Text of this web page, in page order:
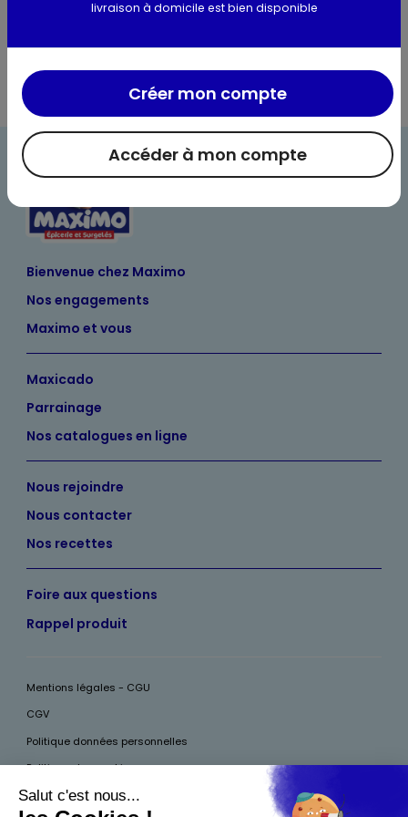
Informations complémentaires
Bienvenue chez Maximo
Nos engagements
Maximo et vous
Maxicado
Parrainage
Nos catalogues en ligne
Nous rejoindre
Nous contacter
Nos recettes
Foire aux questions
Rappel produit
Mentions légales - CGU
CGV
Politique données personnelles
Politique des cookies
Accessibilité
livraison à domicile est bien disponible
Accéder à mon compte
Créer mon compte